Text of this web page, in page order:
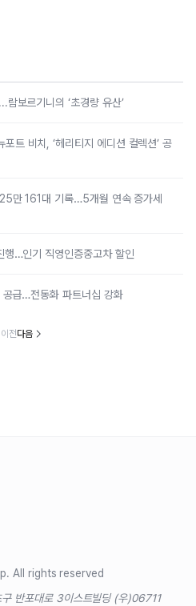
보르기니의 ‘초경량 유산’
트 비치, ‘헤리티지 에디션 컬렉션’ 공
만 161대 기록…5개월 연속 증가세
행…인기 직영인증중고차 할인
급…전동화 파트너십 강화
이전다음
All rights reserved
구 반포대로 3이스트빌딩 (우)06711